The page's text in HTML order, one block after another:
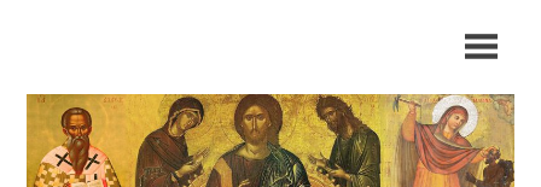
Μητρόπολη
Αρκαλοχωρίου,
Καστελλίου
και
Βιάννου